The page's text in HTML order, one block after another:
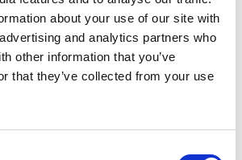
about your use of our site with
and analytics partners who
other information that you’ve
that they’ve collected from your use
för 2027
för 2027 /Temakalendrar